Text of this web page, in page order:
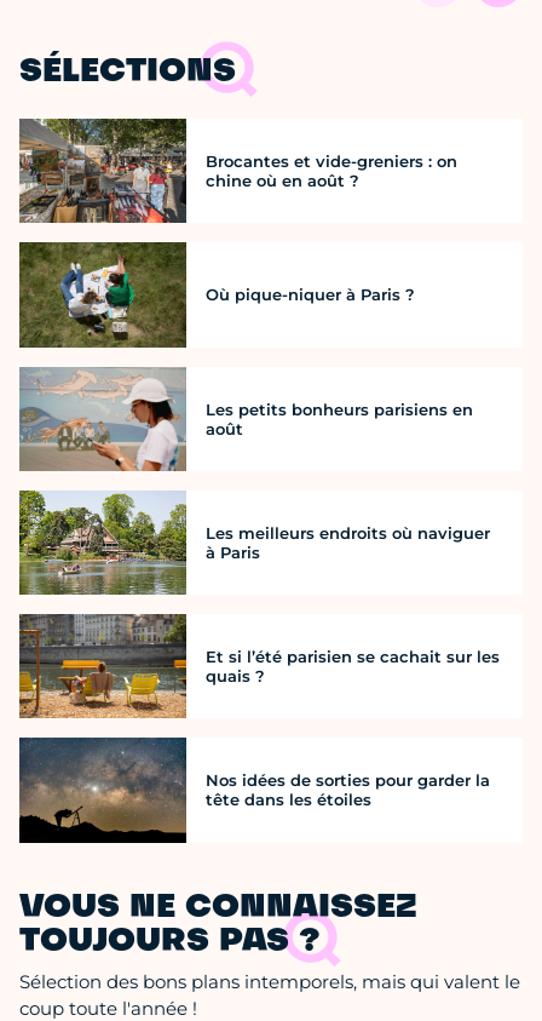
SÉLECTIONS
Brocantes et vide-greniers : on
chine où en août ?
Où pique-niquer à Paris ?
Les petits bonheurs parisiens en
août
Les meilleurs endroits où naviguer
à Paris
Et si l’été parisien se cachait sur les
quais ?
Nos idées de sorties pour garder la
tête dans les étoiles
VOUS NE CONNAISSEZ
TOUJOURS PAS ?
Sélection des bons plans intemporels, mais qui valent le
coup toute l'année !